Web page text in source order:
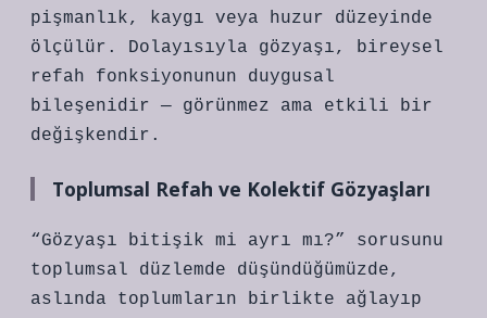
pişmanlık, kaygı veya huzur düzeyinde
ölçülür. Dolayısıyla gözyaşı, bireysel
refah fonksiyonunun duygusal
bileşenidir — görünmez ama etkili bir
değişkendir.
Toplumsal Refah ve Kolektif Gözyaşları
“Gözyaşı bitişik mi ayrı mı?” sorusunu
toplumsal düzlemde düşündüğümüzde,
aslında toplumların birlikte ağlayıp